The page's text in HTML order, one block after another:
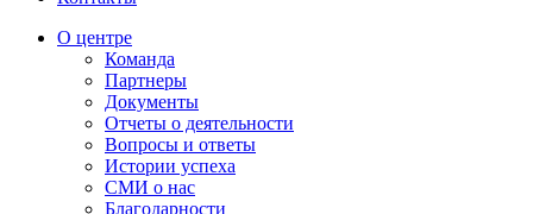
О центре
Команда
Партнеры
Документы
Отчеты о деятельности
Вопросы и ответы
Истории успеха
СМИ о нас
Благодарности